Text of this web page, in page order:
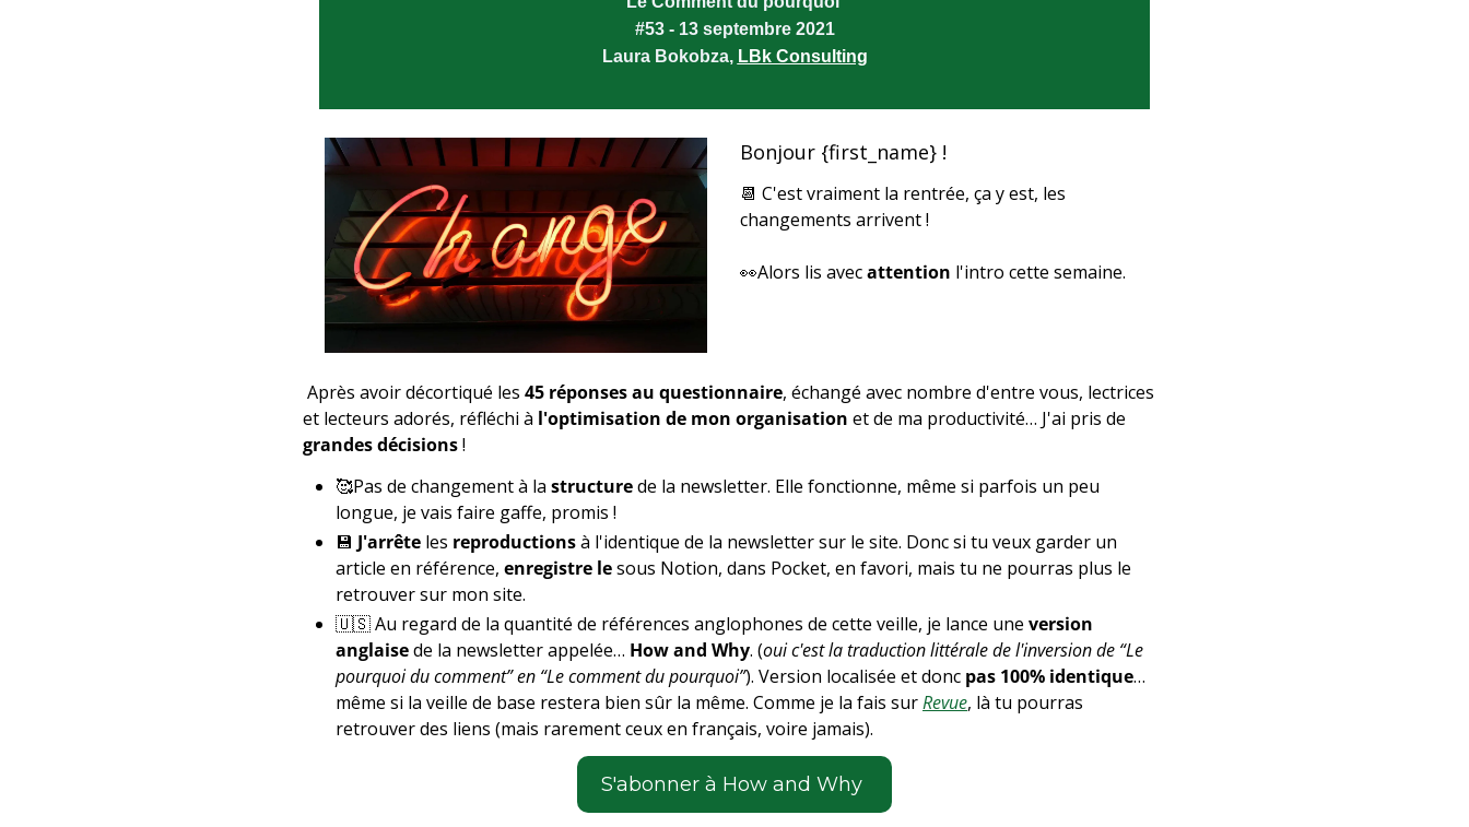
#53 - 13 septembre 2021
Laura Bokobza, LBk Consulting
Bonjour {first_name} !
📆 C'est vraiment la rentrée, ça y est, les
changements arrivent !
👀Alors lis avec attention l'intro cette semaine.
Après avoir décortiqué les 45 réponses au questionnaire, échangé avec nombre d'entre vous, lectrices
et lecteurs adorés, réfléchi à l'optimisation de mon organisation
grandes décisions !
🥰Pas de changement à la structure de la newsletter. Elle fonctionne, même si parfois un peu
longue, je vais faire gaffe, promis !
💾 J'arrête les reproductions à l'identique de la newsletter sur le site. Donc si tu veux garder un
article en référence, enregistre le sous Notion, dans Pocket, en favori, mais tu ne pourras plus le
retrouver sur mon site.
🇺🇸 Au regard de la quantité de références anglophones de cette veille, je lance une version
anglaise de la newsletter appelée… How and Why. (oui c'est la traduction littérale de l'inversion de “Le
pourquoi du comment” en “Le comment du pourquoi”). Version localisée et donc pas 100% identique…
même si la veille de base restera bien sûr la même. Comme je la fais sur Revue, là tu pourras
retrouver des liens (mais rarement ceux en français, voire jamais).
S'abonner à How and Why